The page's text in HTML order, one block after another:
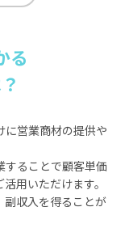
る
に営業商材の提供や
することで顧客単価
用いただけます。
収入を得ることが